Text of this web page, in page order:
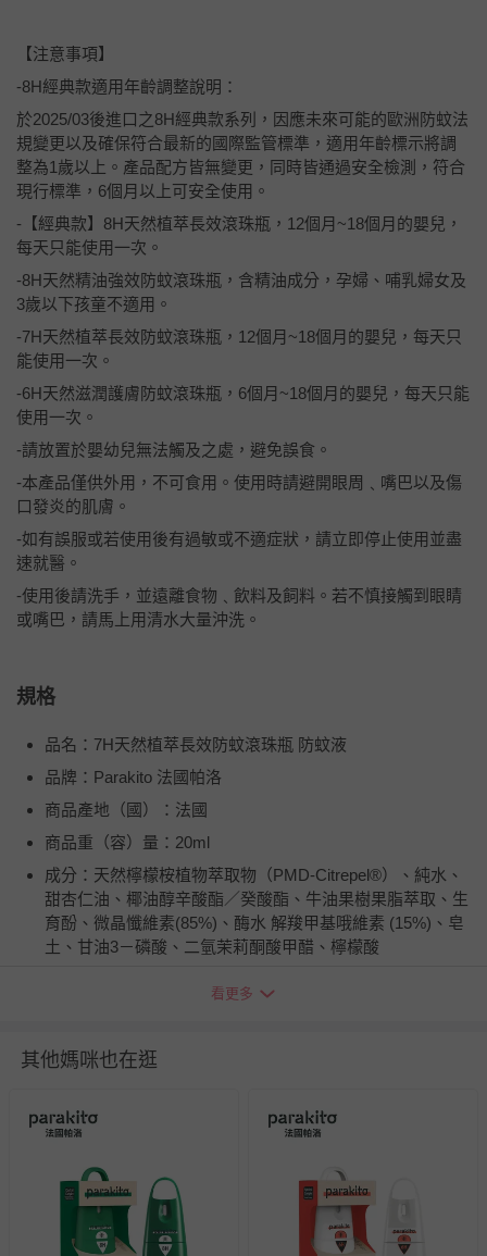
【注意事項】
-8H經典款適用年齡調整說明：
於2025/03後進口之8H經典款系列，因應未來可能的歐洲防蚊法
規變更以及確保符合最新的國際監管標準，適用年齡標示將調
整為1歲以上。產品配方皆無變更，同時皆通過安全檢測，符合
現行標準，6個月以上可安全使用。
-【經典款】8H天然植萃長效滾珠瓶，12個月~18個月的嬰兒，
每天只能使用一次。
-8H天然精油強效防蚊滾珠瓶，含精油成分，孕婦、哺乳婦女及
3歲以下孩童不適用。
-7H天然植萃長效防蚊滾珠瓶，12個月~18個月的嬰兒，每天只
能使用一次。
-6H天然滋潤護膚防蚊滾珠瓶，6個月~18個月的嬰兒，每天只能
使用一次。
-請放置於嬰幼兒無法觸及之處，避免誤食。
-本產品僅供外用，不可食用。使用時請避開眼周﹑嘴巴以及傷
口發炎的肌膚。
-如有誤服或若使用後有過敏或不適症狀，請立即停止使用並盡
速就醫。
-使用後請洗手，並遠離食物﹑飲料及飼料。若不慎接觸到眼睛
或嘴巴，請馬上用清水大量沖洗。
規格
品名：7H天然植萃長效防蚊滾珠瓶 防蚊液
品牌：Parakito 法國帕洛
商品產地（國）：法國
商品重（容）量：20ml
成分：天然檸檬桉植物萃取物（PMD-Citrepel®）、純水、
甜杏仁油、椰油醇辛酸酯／癸酸酯、牛油果樹果脂萃取、生
育酚、微晶懺維素(85%)、酶水 解羧甲基哦維素 (15%)、皂
土、甘油3－磷酸、二氫茉莉酮酸甲醋、檸檬酸
處，避免誤食。 -本產品僅供外用，不可食用。使用時請避
有過敏或不適症狀，請立即停止使用並盡速就醫。 -使用後
請洗手，並遠離食物﹑飲料及飼料。若不慎接觸到眼睛或嘴
退換貨須知
您所購買的商品享有7天的鑑賞期／猶豫期權益，但此期間
並非試用期，您所退回的商品必須是未經使用的全新狀態，
看更多
其他媽咪也在逛